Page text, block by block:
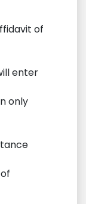
of
enter
only